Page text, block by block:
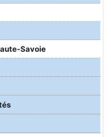
Savoie